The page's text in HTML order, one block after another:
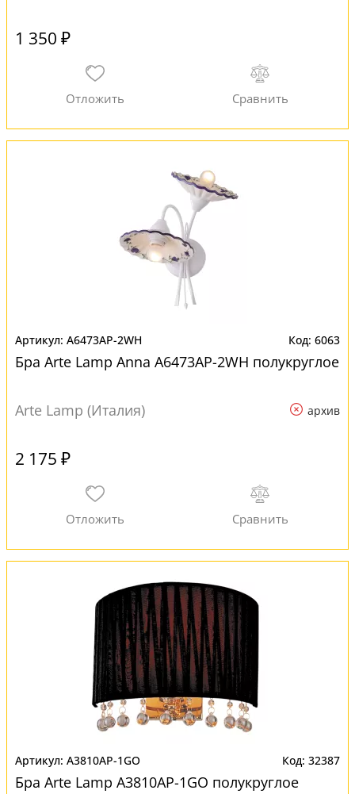
1 350 ₽
A6473AP-2WH 6063
Бра Arte Lamp Anna A6473AP-2WH полукруглое
Arte Lamp (Италия) архив
2 175 ₽
A3810AP-1GO 32387
Бра Arte Lamp A3810AP-1GO полукруглое